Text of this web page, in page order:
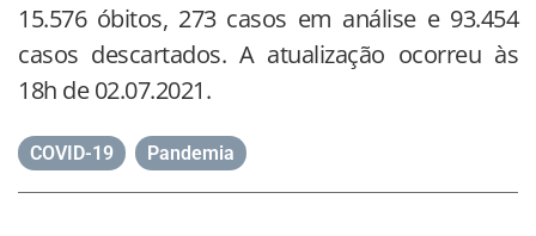
15.576 óbitos, 273 casos em análise e 93.454
casos descartados. A atualização ocorreu às
18h de 02.07.2021.
COVID-19 Pandemia